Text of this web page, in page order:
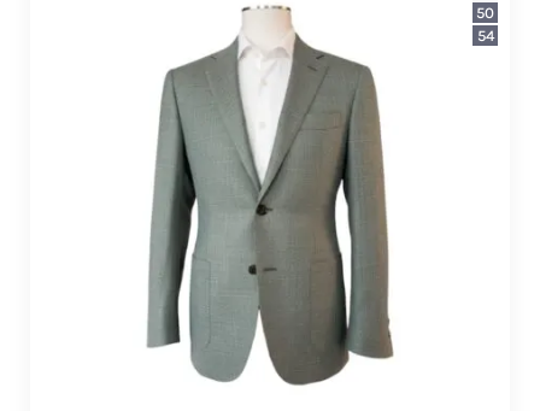
50
54